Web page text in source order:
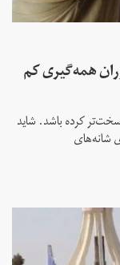
همه‌گیری کم
کرده باشد. شاید
شانه‌های